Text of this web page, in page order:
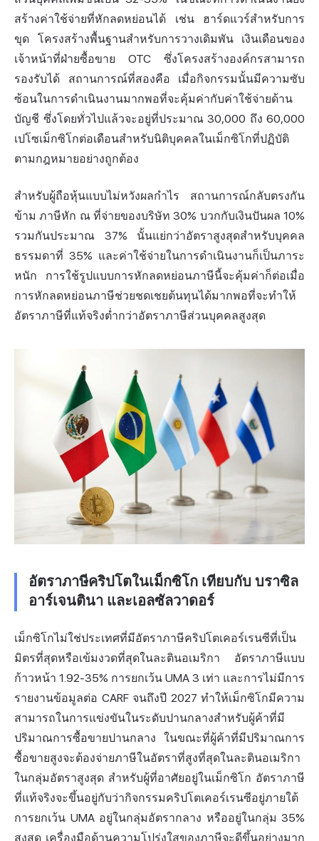
สร้างค่าใช้จ่ายที่หักลดหย่อนได้ เช่น ฮาร์ดแวร์สำหรับการ
ขุด โครงสร้างพื้นฐานสำหรับการวางเดิมพัน เงินเดือนของ
เจ้าหน้าที่ฝ่ายซื้อขาย OTC ซึ่งโครงสร้างองค์กรสามารถ
รองรับได้ สถานการณ์ที่สองคือ เมื่อกิจกรรมนั้นมีความซับ
ซ้อนในการดำเนินงานมากพอที่จะคุ้มค่ากับค่าใช้จ่ายด้าน
บัญชี ซึ่งโดยทั่วไปแล้วจะอยู่ที่ประมาณ 30,000 ถึง 60,000
เปโซเม็กซิโกต่อเดือนสำหรับนิติบุคคลในเม็กซิโกที่ปฏิบัติ
ตามกฎหมายอย่างถูกต้อง
สำหรับผู้ถือหุ้นแบบไม่หวังผลกำไร สถานการณ์กลับตรงกัน
ข้าม ภาษีหัก ณ ที่จ่ายของบริษัท 30% บวกกับเงินปันผล 10%
รวมกันประมาณ 37% นั้นแย่กว่าอัตราสูงสุดสำหรับบุคคล
ธรรมดาที่ 35% และค่าใช้จ่ายในการดำเนินงานก็เป็นภาระ
หนัก การใช้รูปแบบการหักลดหย่อนภาษีนี้จะคุ้มค่าก็ต่อเมื่อ
การหักลดหย่อนภาษีช่วยชดเชยต้นทุนได้มากพอที่จะทำให้
อัตราภาษีที่แท้จริงต่ำกว่าอัตราภาษีส่วนบุคคลสูงสุด
อัตราภาษีคริปโตในเม็กซิโก เทียบกับ บราซิล
อาร์เจนตินา และเอลซัลวาดอร์
เม็กซิโกไม่ใช่ประเทศที่มีอัตราภาษีคริปโตเคอร์เรนซีที่เป็น
มิตรที่สุดหรือเข้มงวดที่สุดในละตินอเมริกา อัตราภาษีแบบ
ก้าวหน้า 1.92-35% การยกเว้น UMA 3 เท่า และการไม่มีการ
รายงานข้อมูลต่อ CARF จนถึงปี 2027 ทำให้เม็กซิโกมีความ
สามารถในการแข่งขันในระดับปานกลางสำหรับผู้ค้าที่มี
ปริมาณการซื้อขายปานกลาง ในขณะที่ผู้ค้าที่มีปริมาณการ
ซื้อขายสูงจะต้องจ่ายภาษีในอัตราที่สูงที่สุดในละตินอเมริกา
ในกลุ่มอัตราสูงสุด สำหรับผู้ที่อาศัยอยู่ในเม็กซิโก อัตราภาษี
ที่แท้จริงจะขึ้นอยู่กับว่ากิจกรรมคริปโตเคอร์เรนซีอยู่ภายใต้
การยกเว้น UMA อยู่ในกลุ่มอัตรากลาง หรืออยู่ในกลุ่ม 35%
สูงสุด เครื่องมือด้านความโปร่งใสของภาษีจะดีขึ้นอย่างมาก